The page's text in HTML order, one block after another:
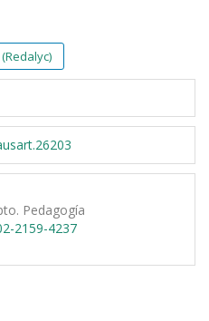
Pedagogía
2159-4237